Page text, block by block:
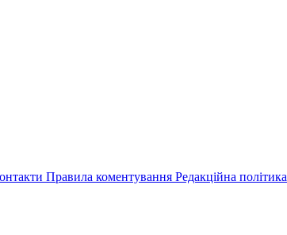
Правила коментування Редакційна політика